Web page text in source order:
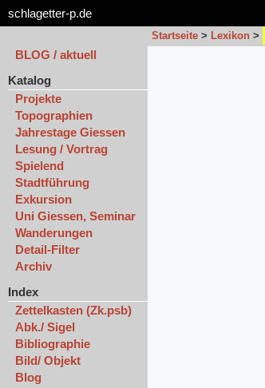
schlagetter-p.de
Startseite > Lexikon >
BLOG / aktuell
Katalog
Projekte
Topographien
Jahrestage Giessen
Lesung / Vortrag
Spielend
Stadtführung
Exkursion
Uni Giessen, Seminar
Wanderungen
Detail-Filter
Archiv
Index
Zettelkasten (Zk.psb)
Abk./ Sigel
Bibliographie
Bild/ Objekt
Blog